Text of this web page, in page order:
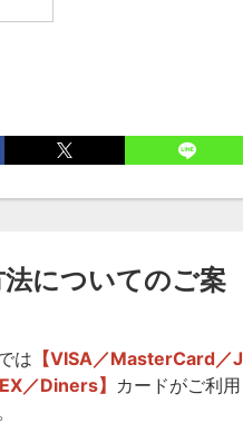
についてのご案
は 【VISA／MasterCard／J
／Diners】 カードがご利用